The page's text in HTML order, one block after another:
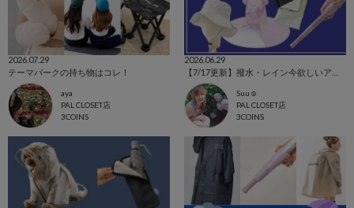
2026.07.29
テーマパークの持ち物はコレ！
aya
PAL CLOSET店
3COINS
2026.06.29
Suu☺︎
PAL CLOSET店
3COINS